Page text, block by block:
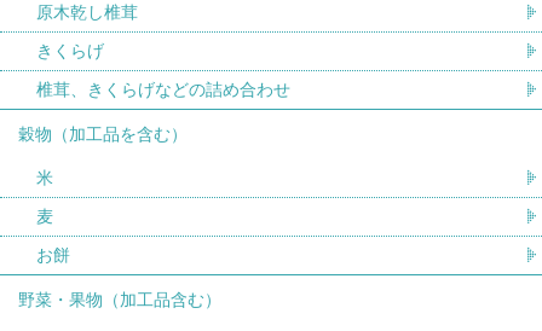
原木乾し椎茸
きくらげ
椎茸、きくらげなどの詰め合わせ
穀物（加工品を含む）
米
麦
お餅
野菜・果物（加工品含む）